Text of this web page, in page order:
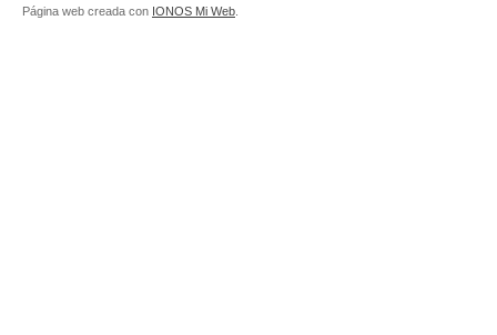
Página web creada con IONOS Mi Web